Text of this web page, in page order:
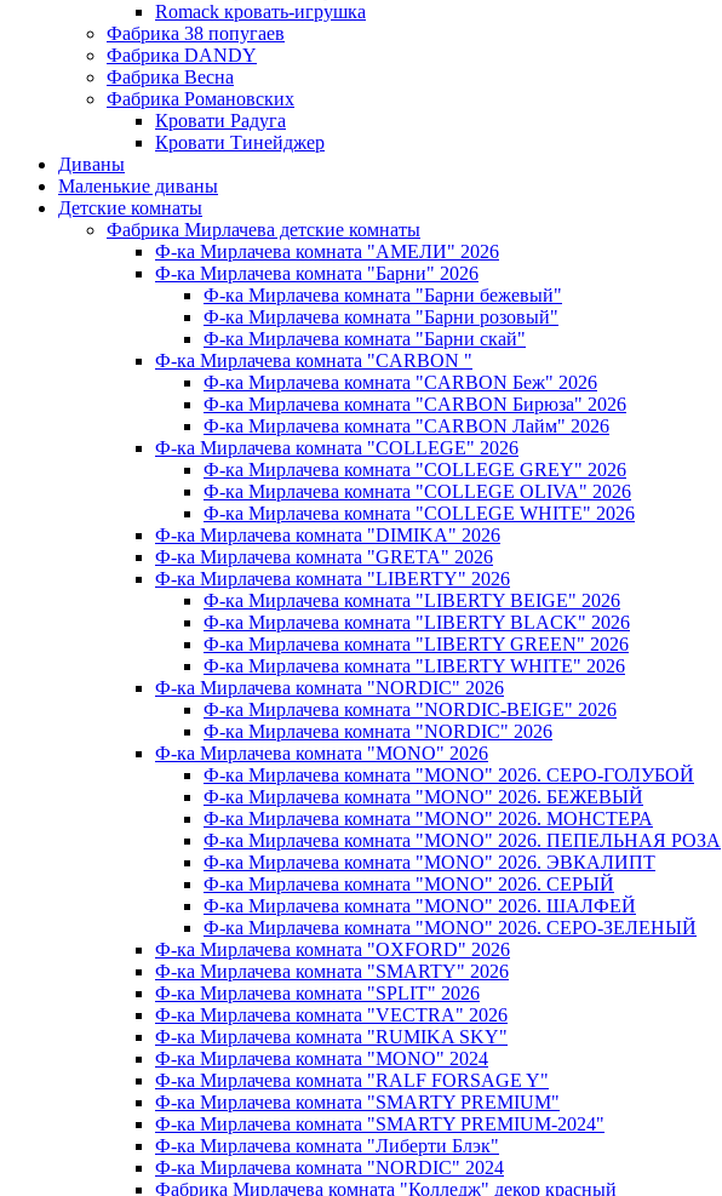
Romack кровать-игрушка
Фабрика 38 попугаев
Фабрика DАNDY
Фабрика Весна
Фабрика Романовских
Кровати Радуга
Кровати Тинейджер
Диваны
Маленькие диваны
Детские комнаты
Фабрика Мирлачева детские комнаты
Ф-ка Мирлачева комната "АМЕЛИ" 2026
Ф-ка Мирлачева комната "Барни" 2026
Ф-ка Мирлачева комната "Барни бежевый"
Ф-ка Мирлачева комната "Барни розовый"
Ф-ка Мирлачева комната "Барни скай"
Ф-ка Мирлачева комната "CARBON "
Ф-ка Мирлачева комната "CARBON Беж" 2026
Ф-ка Мирлачева комната "CARBON Бирюза" 2026
Ф-ка Мирлачева комната "CARBON Лайм" 2026
Ф-ка Мирлачева комната "COLLEGE" 2026
Ф-ка Мирлачева комната "COLLEGE GREY" 2026
Ф-ка Мирлачева комната "COLLEGE OLIVA" 2026
Ф-ка Мирлачева комната "COLLEGE WHITE" 2026
Ф-ка Мирлачева комната "DIMIKA" 2026
Ф-ка Мирлачева комната "GRETA" 2026
Ф-ка Мирлачева комната "LIBERTY" 2026
Ф-ка Мирлачева комната "LIBERTY BEIGE" 2026
Ф-ка Мирлачева комната "LIBERTY BLACK" 2026
Ф-ка Мирлачева комната "LIBERTY GREEN" 2026
Ф-ка Мирлачева комната "LIBERTY WHITE" 2026
Ф-ка Мирлачева комната "NORDIC" 2026
Ф-ка Мирлачева комната "NORDIC-BEIGE" 2026
Ф-ка Мирлачева комната "NORDIC" 2026
Ф-ка Мирлачева комната "MONO" 2026
Ф-ка Мирлачева комната "MONO" 2026. СЕРО-ГОЛУБОЙ
Ф-ка Мирлачева комната "MONO" 2026. БЕЖЕВЫЙ
Ф-ка Мирлачева комната "MONO" 2026. МОНСТЕРА
Ф-ка Мирлачева комната "MONO" 2026. ПЕПЕЛЬНАЯ РОЗА
Ф-ка Мирлачева комната "MONO" 2026. ЭВКАЛИПТ
Ф-ка Мирлачева комната "MONO" 2026. СЕРЫЙ
Ф-ка Мирлачева комната "MONO" 2026. ШАЛФЕЙ
Ф-ка Мирлачева комната "MONO" 2026. СЕРО-ЗЕЛЕНЫЙ
Ф-ка Мирлачева комната "OXFORD" 2026
Ф-ка Мирлачева комната "SMARTY" 2026
Ф-ка Мирлачева комната "SPLIT" 2026
Ф-ка Мирлачева комната "VECTRA" 2026
Ф-ка Мирлачева комната "RUMIKA SKY"
Ф-ка Мирлачева комната "MONO" 2024
Ф-ка Мирлачева комната "RALF FORSAGE Y"
Ф-ка Мирлачева комната "SMARTY PREMIUM"
Ф-ка Мирлачева комната "SMARTY PREMIUM-2024"
Ф-ка Мирлачева комната "Либерти Блэк"
Ф-ка Мирлачева комната "NORDIC" 2024
Фабрика Мирлачева комната "Колледж" декор красный